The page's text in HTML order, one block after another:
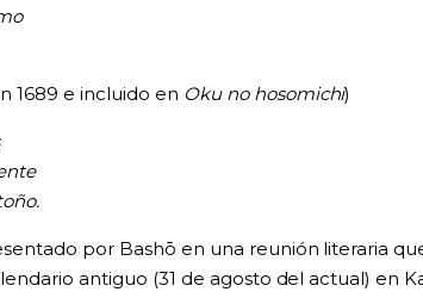
1689 e incluido en Oku no hosomichi)
por Bashō en una reunión literaria
antiguo (31 de agosto del actual) en